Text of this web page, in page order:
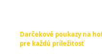
Darčekové poukazy na
pre každú príležitosť